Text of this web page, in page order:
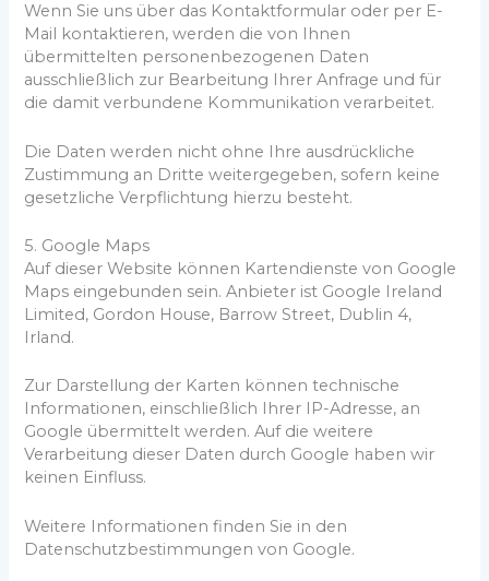
Wenn Sie uns über das Kontaktformular oder per E-
Mail kontaktieren, werden die von Ihnen
übermittelten personenbezogenen Daten
ausschließlich zur Bearbeitung Ihrer Anfrage und für
die damit verbundene Kommunikation verarbeitet.
Die Daten werden nicht ohne Ihre ausdrückliche
Zustimmung an Dritte weitergegeben, sofern keine
gesetzliche Verpflichtung hierzu besteht.
5. Google Maps
Auf dieser Website können Kartendienste von Google
Maps eingebunden sein. Anbieter ist Google Ireland
Limited, Gordon House, Barrow Street, Dublin 4,
Irland.
Zur Darstellung der Karten können technische
Informationen, einschließlich Ihrer IP-Adresse, an
Google übermittelt werden. Auf die weitere
Verarbeitung dieser Daten durch Google haben wir
keinen Einfluss.
Weitere Informationen finden Sie in den
Datenschutzbestimmungen von Google.